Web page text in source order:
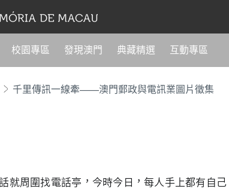
校園專區 發現澳門 典藏精選 互動專區
千里傳訊一線牽——澳門郵政與電訊業圖片徵集
就周圍找電話亭，今時今日，每人手上都有自己